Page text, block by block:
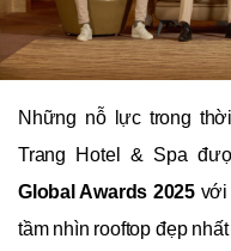
Những nỗ lực trong
Trang Hotel & Spa
Global Awards 2025 với
tầm nhìn rooftop đẹp